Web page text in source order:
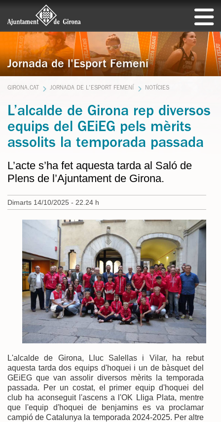
Jornada de l'Esport Femení
GIRONA.CAT JORNADA DE L'ESPORT FEMENÍ NOTÍCIES
L’alcalde de Girona rep diversos
equips del GEiEG pels mèrits
assolits la temporada passada
L’acte s’ha fet aquesta tarda al Saló de
Plens de l’Ajuntament de Girona.
Dimarts 14/10/2025 - 22.24 h
L'alcalde de Girona, Lluc Salellas i Vilar, ha rebut
aquesta tarda dos equips d'hoquei i un de bàsquet del
GEiEG que van assolir diversos mèrits la temporada
passada. Per un costat, el primer equip d'hoquei del
club ha aconseguit l'ascens a l'OK Lliga Plata, mentre
que l'equip d'hoquei de benjamins es va proclamar
campió de Catalunya la temporada 2024-2025. Per altre